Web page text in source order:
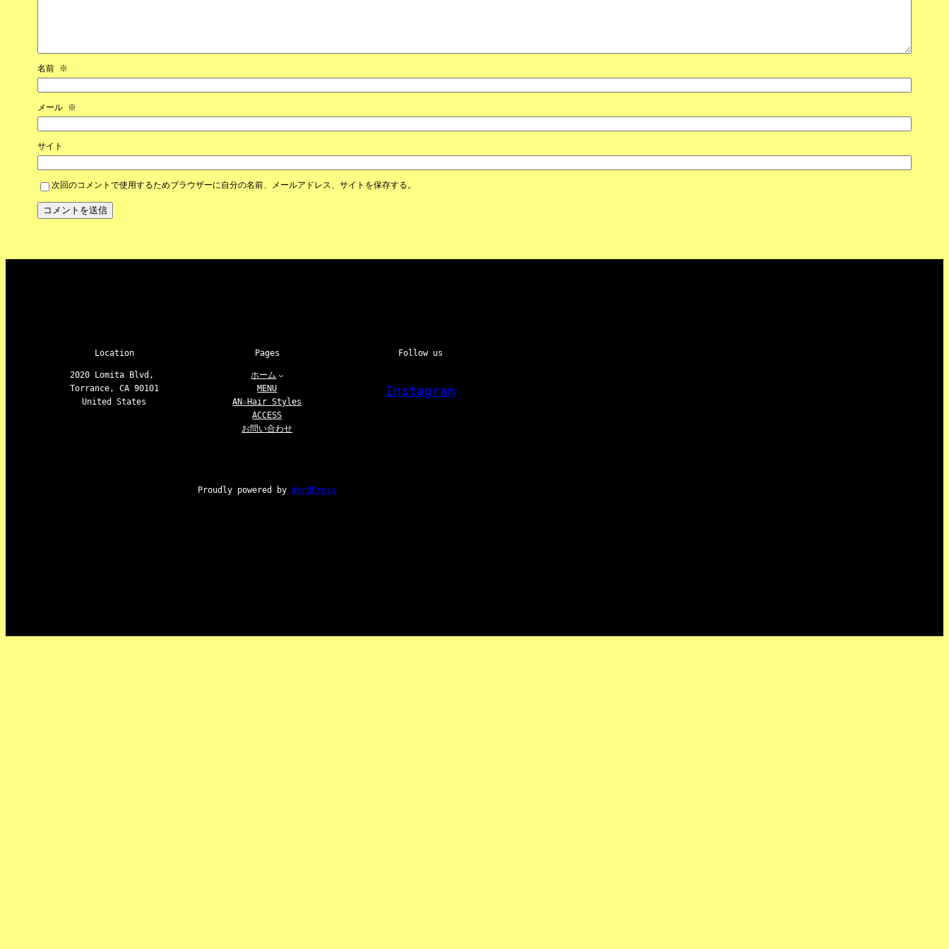
名前 ※
メール ※
サイト
次回のコメントで使用するためブラウザーに自分の名前、メールアドレス、サイトを保存する。
Location
2020 Lomita Blvd,
Torrance, CA 90101
United States
Pages
ホーム
MENU
AN☆Hair Styles
ACCESS
お問い合わせ
Follow us
Instagram
Proudly powered byWordPress